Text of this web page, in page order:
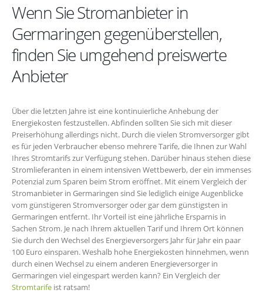
Wenn Sie Stromanbieter in
Germaringen gegenüberstellen,
finden Sie umgehend preiswerte
Anbieter
Über die letzten Jahre ist eine kontinuierliche Anhebung der
Energiekosten festzustellen. Abfinden sollten Sie sich mit dieser
Preiserhöhung allerdings nicht. Durch die vielen Stromversorger gibt
es für jeden Verbraucher ebenso mehrere Tarife, die Ihnen zur Wahl
Ihres Stromtarifs zur Verfügung stehen. Darüber hinaus stehen diese
Stromlieferanten in einem intensiven Wettbewerb, der ein immenses
Potenzial zum Sparen beim Strom eröffnet. Mit einem Vergleich der
Stromanbieter in Germaringen sind Sie lediglich einige Augenblicke
vom günstigeren Stromversorger oder gar dem günstigsten in
Germaringen entfernt. Ihr Vorteil ist eine jährliche Ersparnis in
Sachen Strom. Je nach Ihrem aktuellen Tarif und Ihrem Ort können
Sie durch den Wechsel des Energieversorgers Jahr für Jahr ein paar
100 Euro einsparen. Weshalb hohe Energiekosten hinnehmen, wenn
durch einen Wechsel zu einem anderen Energieversorger in
Germaringen viel eingespart werden kann? Ein Vergleich der
Stromtarife ist ratsam!